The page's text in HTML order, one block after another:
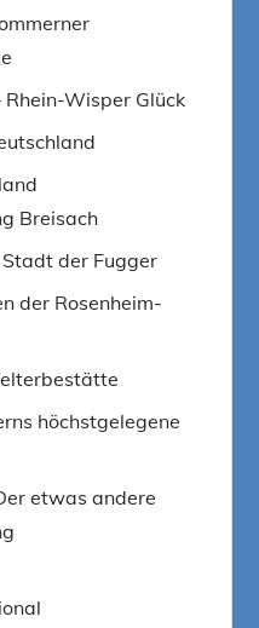
Wisper Glück
Breisach
der Fugger
der Rosenheim-
höchstgelegene
etwas andere